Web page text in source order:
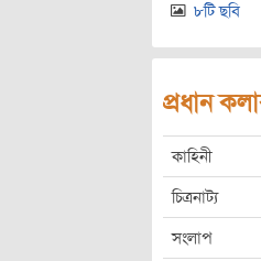
৮টি ছবি
প্রধান
কাহিনী
চিত্রনাট্য
সংলাপ